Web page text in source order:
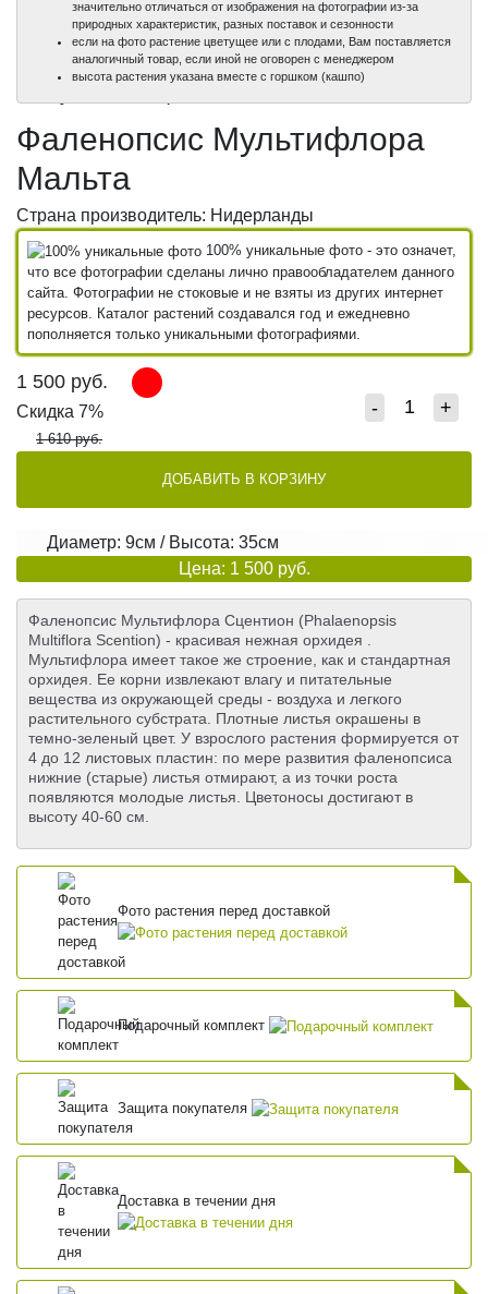
100%
100%
значительно отличаться от изображения на фотографии из-за
природных характеристик, разных поставок и сезонности
если на фото растение цветущее или с плодами, Вам поставляется
аналогичный товар, если иной не оговорен с менеджером
высота растения указана вместе с горшком (кашпо)
Фаленопсис Мультифлора
Мальта
Страна производитель: Нидерланды
100% уникальные фото - это означет,
что все фотографии сделаны лично правообладателем данного
сайта. Фотографии не стоковые и не взяты из других интернет
ресурсов. Каталог растений создавался год и ежедневно
пополняется только уникальными фотографиями.
1 500 руб.
Скидка 7%
1 610 руб.
- +
ДОБАВИТЬ В КОРЗИНУ
Диаметр: 9см / Высота: 35см
Цена: 1 500 руб.
Фаленопсис Мультифлора Сцентион (Phalaenopsis
Multiflora Scention) - красивая нежная орхидея .
Мультифлора имеет такое же строение, как и стандартная
орхидея. Ее корни извлекают влагу и питательные
вещества из окружающей среды - воздуха и легкого
растительного субстрата. Плотные листья окрашены в
темно-зеленый цвет. У взрослого растения формируется от
4 до 12 листовых пластин: по мере развития фаленопсиса
нижние (старые) листья отмирают, а из точки роста
появляются молодые листья. Цветоносы достигают в
высоту 40-60 см.
Фото растения перед доставкой
Подарочный комплект
Защита покупателя
Доставка в течении дня